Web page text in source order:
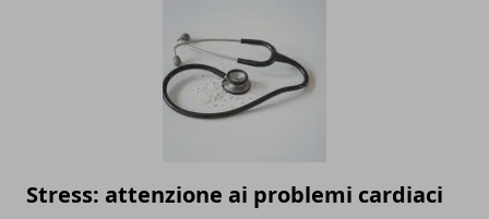
Stress: attenzione ai problemi cardiaci